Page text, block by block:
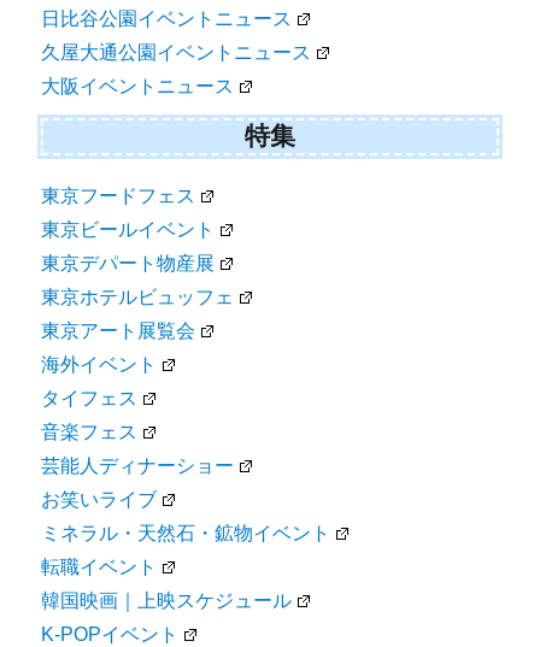
日比谷公園イベントニュース
久屋大通公園イベントニュース
大阪イベントニュース
特集
東京フードフェス
東京ビールイベント
東京デパート物産展
東京ホテルビュッフェ
東京アート展覧会
海外イベント
タイフェス
音楽フェス
芸能人ディナーショー
お笑いライブ
ミネラル・天然石・鉱物イベント
転職イベント
韓国映画｜上映スケジュール
K-POPイベント